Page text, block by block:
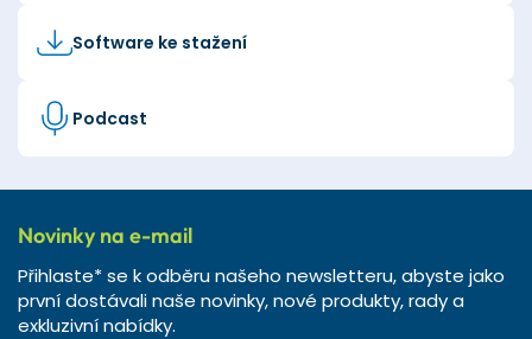
Software ke stažení
Podcast
Novinky na e-mail
Přihlaste* se k odběru našeho newsletteru, abyste jako
první dostávali naše novinky, nové produkty, rady a
exkluzivní nabídky.